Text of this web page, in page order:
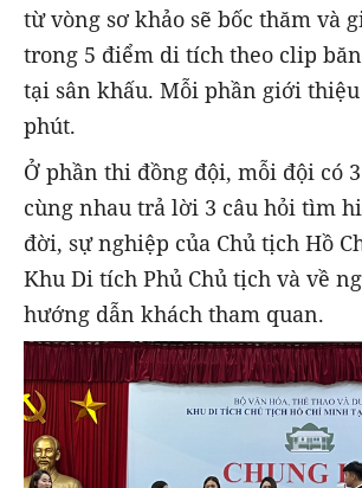
từ vòng sơ khảo sẽ bốc thăm và
trong 5 điểm di tích theo clip
tại sân khấu. Mỗi phần giới thiệu
phút.
Ở phần thi đồng đội, mỗi đội có
cùng nhau trả lời 3 câu hỏi tìm
đời, sự nghiệp của Chủ tịch Hồ
Khu Di tích Phủ Chủ tịch và về
hướng dẫn khách tham quan.